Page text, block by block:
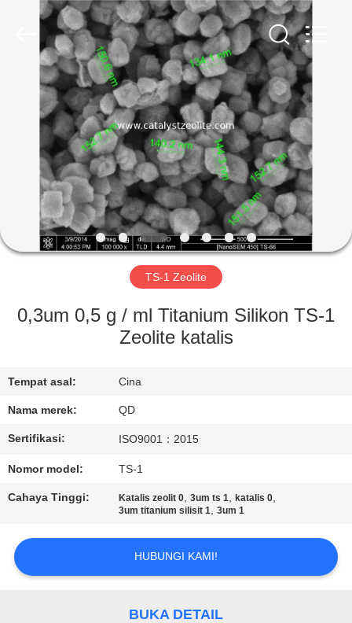
RUMAH
PRODUK
TENTANG
KAMI
TUR
KONTROL
HUBUNGI
KAMI
KASUS
SITEMAP
CATALYSTS
Reserved.
TS-1 Zeolite
0,3um 0,5 g / ml Titanium Silikon TS-1
Zeolite katalis
Tempat asal: Cina
Nama merek: QD
Sertifikasi: ISO9001：2015
Nomor model: TS-1
Cahaya Tinggi: Katalis zeolit ​​0,3um ts 1,katalis 0,
3um titanium silisit 1,3um 1
HUBUNGI KAMI!
BUKA DETAIL